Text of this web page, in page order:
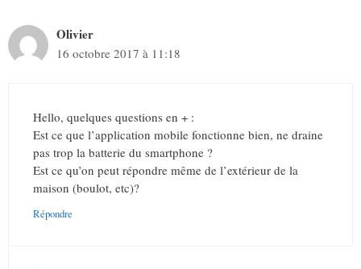
Olivier
16 octobre 2017 à 11:18
Hello, quelques questions en + :
Est ce que l’application mobile fonctionne bien, ne draine
pas trop la batterie du smartphone ?
Est ce qu’on peut répondre même de l’extérieur de la
maison (boulot, etc)?
Répondre